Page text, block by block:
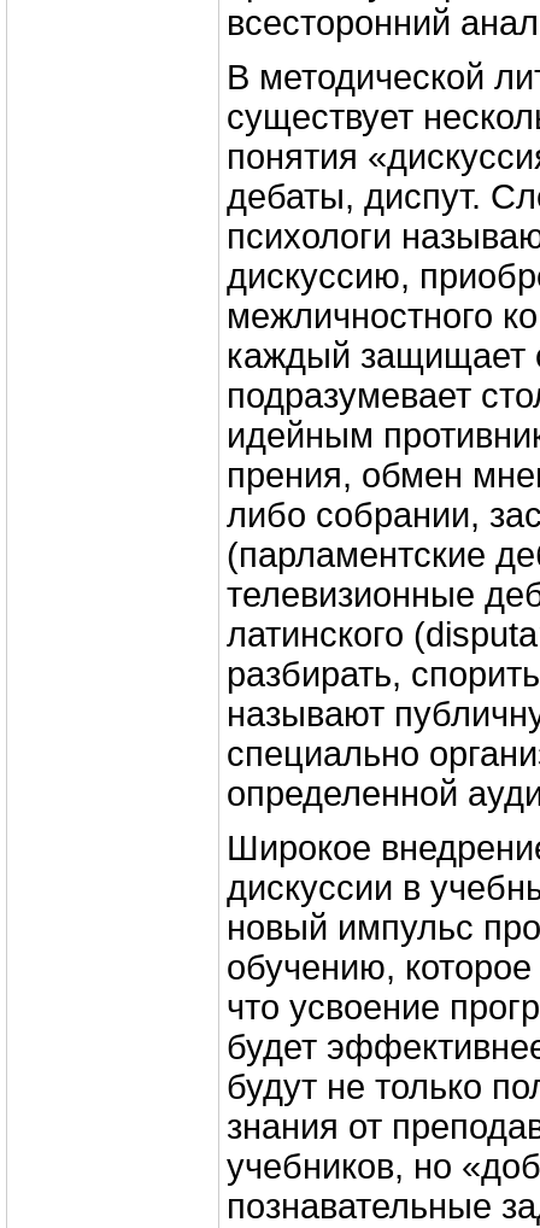
всесторонний
В методической
существует
понятия
дебаты, диспут.
психологи
дискуссию,
межличностного
каждый защищает
подразумевает
идейным
прения, обмен
либо собрании,
(парламентские
телевизионные
латинского
разбирать,
называют
специально
определенной
Широкое
дискуссии в
новый импульс
обучению,
что усвоение
будет
будут не только
знания от
учебников, но
познавательные